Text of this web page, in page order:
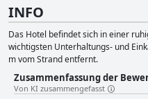
INFO
Das Hotel befindet sich in einer
wichtigsten Unterhaltungs- und
m vom Strand entfernt.
Zusammenfassung der
Von KI zusammengefasst